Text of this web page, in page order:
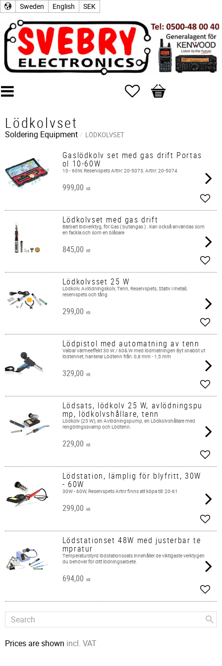
Sweden English SEK
Favorites
Basket
Lödkolvset
Soldering Equipment LÖDKOLVSET
Gaslödkolv set med gas drift Portas
ol 10-60W
10 - 60W, Reservspets Artnr: 20-5073, Artnr: 20-5074
999,00 KR
Add
Lödkolvset med gas drift
Bärbart lödverktyg, för Gas ( butangas ) . Kan också användas som
en fackla och som en blåsare
845,00 KR
Add
Lödkolvsset 25 W
Lödkolv, Avlödningskolv, Tenn, Reservspets, Stativ i metall,
reservspets och tång
299,00 KR
Add
Lödpistol med automatning av tenn
​Valbar värmeeffekt 30 W / 60& W med lödmatningen Byt snabbt ut
lödtennet, hanterar Lödtenn från: 0,8 mm - 1,5 mm
329,00 KR
Add
Lödsats, lödkolv 25 W, avlödningspu
mp, lödkolvshållare, tenn
Lödkolv (25 W), en Avlödningspump, en Lödkolvshållare med
rengöringssvamp och Lödtenn.
229,00 KR
Add
Lödstation, lämplig för blyfritt, 30W
- 60W
30W - 60W, Reservspets Artnr finns att köpa till: 20-61
299,00 KR
Add
Lödstationset 48W med justerbar te
mpratur
Temperaturstyrd lödstationssats innehåller de viktigaste verktygen
du behöver för ditt lödningsarbete.
694,00 KR
Add
Prices are shown incl. VAT